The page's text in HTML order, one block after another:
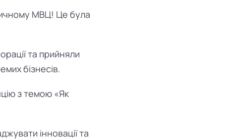
МВЦ! Це була
та прийняли
бізнесів.
з темою «Як
інновації та